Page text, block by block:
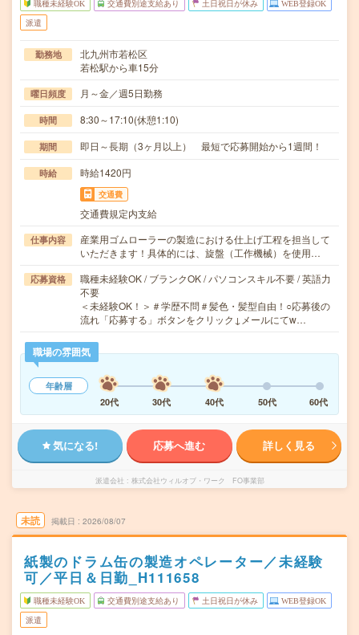
職種未経験OK 交通費別途支給あり 土日祝日が休み WEB登録OK
派遣
勤務地
北九州市若松区
若松駅から車15分
曜日頻度 月～金／週5日勤務
時間 8:30～17:10(休憩1:10)
期間 即日～長期（3ヶ月以上） 最短で応募開始から1週間！
時給 時給1420円
交通費
交通費規定内支給
仕事内容
産業用ゴムローラーの製造における仕上げ工程を担当して
いただきます！具体的には、旋盤（工作機械）を使用…
応募資格
職種未経験OK / ブランクOK / パソコンスキル不要 / 英語力
不要
＜未経験OK！＞＃学歴不問＃髪色・髪型自由！○応募後の
流れ「応募する」ボタンをクリック↓メールにてw…
職場の雰囲気
年齢層
20代
30代 40代 50代 60代
気になる! 応募へ進む 詳しく見る
派遣会社 株式会社ウィルオブ・ワーク FO事業部
未読 掲載日 2026/08/07
紙製のドラム缶の製造オペレーター／未経験
可／平日＆日勤_H111658
職種未経験OK 交通費別途支給あり 土日祝日が休み WEB登録OK
派遣